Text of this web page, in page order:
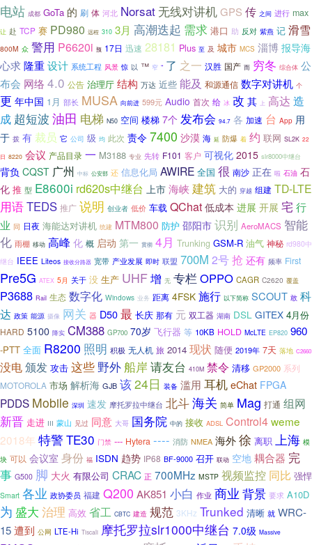
电站 成都 GoTa 的 刷 体 河北 Norsat 无线对讲机GPS 传 之间 进行 max
让 赴 TCP 赛 PD980 远程 310 3月 高潮迭起 需求 港口 助 反对 紫燕 记 滑雪
800M 众 警用 P6620i 预 17日 迅速 28181 Plus 至 及 城市 MCS 淄博 报导海
心求隆重设计 系统工程 风景 惊 以 ™ 窄 “ 了 之一 汉胜 国产 而 穷冬 综合体 公
布会 网络 4.0 公告 治理厅 结构 万达 近些 能及 和源通信 数字对讲机 个
更 年中国 1月 部长 MUSA 向前进 599元 Audio 首次 给 冰 改 其 上 高达 造
成 超短波 油田 电梯 N50 空间 楼梯 7个 发布会 94.7 各 加速 台 App 用
于 拨 有裁员 它 公司 级 均 此次 责令7400 沙漠 海 延 防爆 着 约 联网 SL2K 22
日 8220 会议 产品目录 一 M3188 专业 先转 F101 客户 可视化 2015 slr8000中继台
背负 CQST 广州 中标 公安部 还 信息化局 AWIRE 全国 很 南沙 正在 啦 石油 石
化 推 型 E8600i rd620s中继台 上市 海峡建筑 大的 穿越 组建 TD-LTE
用语TEDS 推广 说明 创业者 低价 车载 QChat 低成本 进展 开展 宅 行
业 同 日夜 海能达对讲机 统建 MTM800 防护 邵阳市 识别 AeroMACS 智能
化 雨棚 移动 高峰 化 概 启动 第一 贯彻 4月 Trunking GSM-R 油气 神秘 rd980中
继台 IEEE Liteos 接收分路器 宽带 产业发展 即时 联盟 700M 2号抢 还有 频率 First
Pre5G ATEX 5月 关于 没 生产 UHF增 无 专栏 OPPO CAGR C2620 覆盖
P3688 Rail 生态 数字化 Windows 业务 距离 4FSK 施行 以下简称 SCOUT 敢 科
达 政策 能源 摄像 网关 器 D50 最 长庆 那有 元 双工器 湖南 DSL GITEX 4月份
HARD 5100 降实 CM388 GP700 70岁 飞行器 等 10KB HOLD McLTE EP820 960
-PTT 全面 R8200 照明 积极 无人机 旅 2014 现状 随便 2019年 7天 落地 C2660
没电颁发 攻击 这些 野外船岸 请友台 410M 禁令 清移 GP2000 系列
MOTOROLA 市场 解析海 GJB 该24日 装备 滥用 耳机 eChat FPGA
PDDS Mobile 深圳 速发 摩托罗拉中继台 北斗海关 简单 Mag 打通 组网
新晋 走进 III 蒙山 见过 同意 大哥 国务院 中的 接收 ADSL Control4weme
2018年 特警TE30 门禁 --- Hytera ---- 消防 NMEA 海外徐 离职 上海 模
块 可以 会议室 身份 福 ISDN 趋势 IP68 BF-9000 召开 联动 空地 耦合器 完
事 G500 脚 大火 有限公司 CRAC 正 700MHz MSTP 视频监控 同比 强悍
Smart 各业 政协委员 福建 Q200 AK851 小白 作业 商业 背景 要求 A10D
为 盛大 治理 高效 省工 CBTC 建造 规范 3KHz Trunked 清晰 就 WRC-
15遭到 公网 LTE-Hi Tiscali 摩托罗拉slr1000中继台 7.0级 Massive